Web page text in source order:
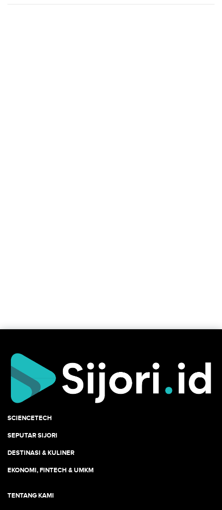
SCIENCETECH
SEPUTAR SIJORI
DESTINASI & KULINER
EKONOMI, FINTECH & UMKM
TENTANG KAMI